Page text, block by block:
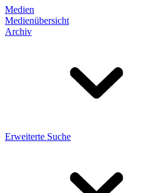
Medien
Medienübersicht
Archiv
Erweiterte Suche